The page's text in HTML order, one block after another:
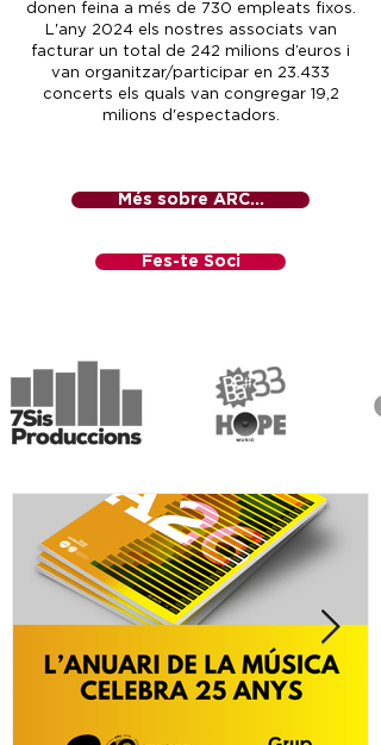
donen feina a més de 730 empleats fixos.
L'any 2024 els nostres associats van
facturar un total de 242 milions d’euros i
van organitzar/participar en 23.433
concerts els quals van congregar 19,2
milions d'espectadors.
Més sobre ARC...
Fes-te Soci